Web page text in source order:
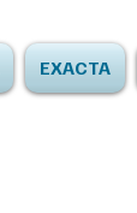
EXACTA